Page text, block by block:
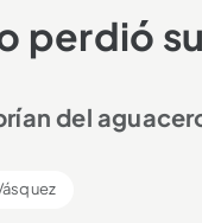
perdió
del